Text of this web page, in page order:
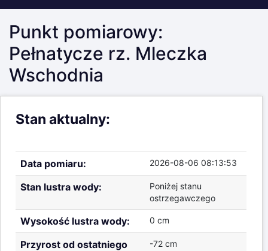
Punkt pomiarowy:
Pełnatycze rz. Mleczka
Wschodnia
Stan aktualny:
Data pomiaru: 2026-08-06 08:13:53
Stan lustra wody:
Poniżej stanu
ostrzegawczego
Wysokość lustra wody: 0 cm
Przyrost od ostatniego
-72 cm